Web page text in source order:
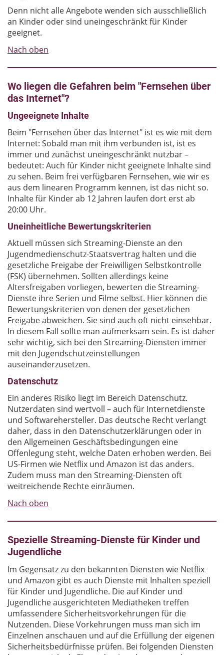
Denn nicht alle Angebote wenden sich ausschließlich
an Kinder oder sind uneingeschränkt für Kinder
geeignet.
Nach oben
Wo liegen die Gefahren beim "Fernsehen über
das Internet"?
Ungeeignete Inhalte
Beim "Fernsehen über das Internet" ist es wie mit dem
Internet: Sobald man mit ihm verbunden ist, ist es
immer und zunächst uneingeschränkt nutzbar –
bedeutet: Auch für Kinder nicht geeignete Inhalte sind
zu sehen. Beim frei verfügbaren Fernsehen, wie wir es
aus dem linearen Programm kennen, ist das nicht so.
Inhalte für Kinder ab 12 Jahren laufen dort erst ab
20:00 Uhr.
Uneinheitliche Bewertungskriterien
Aktuell müssen sich Streaming-Dienste an den
Jugendmedienschutz-Staatsvertrag halten und die
gesetzliche Freigabe der Freiwilligen Selbstkontrolle
(FSK) übernehmen. Sollten allerdings keine
Altersfreigaben vorliegen, bewerten die Streaming-
Dienste ihre Serien und Filme selbst. Hier können die
Bewertungskriterien von denen der gesetzlichen
Freigabe abweichen. Sie sind auch oft nicht einsehbar.
In diesem Fall sollte man aufmerksam sein. Es ist daher
sehr wichtig, sich bei den Streaming-Diensten immer
mit den Jugendschutzeinstellungen
auseinanderzusetzen.
Datenschutz
Ein anderes Risiko liegt im Bereich Datenschutz.
Nutzerdaten sind wertvoll – auch für Internetdienste
und Softwarehersteller. Das deutsche Recht verlangt
daher, dass in den Datenschutzerklärungen oder in
den Allgemeinen Geschäftsbedingungen eine
Offenlegung steht, welche Daten erhoben werden. Bei
US-Firmen wie Netflix und Amazon ist das anders.
Zudem muss man den Streaming-Diensten oft
weitreichende Rechte einräumen.
Nach oben
Spezielle Streaming-Dienste für Kinder und
Jugendliche
Im Gegensatz zu den bekannten Diensten wie Netflix
und Amazon gibt es auch Dienste mit Inhalten speziell
für Kinder und Jugendliche. Die auf Kinder und
Jugendliche ausgerichteten Mediatheken treffen
umfassendere Sicherheitsvorkehrungen für die
Nutzenden. Diese Vorkehrungen muss man sich im
Einzelnen anschauen und auf die Erfüllung der eigenen
Sicherheitsbedürfnisse prüfen. Bei folgenden Diensten